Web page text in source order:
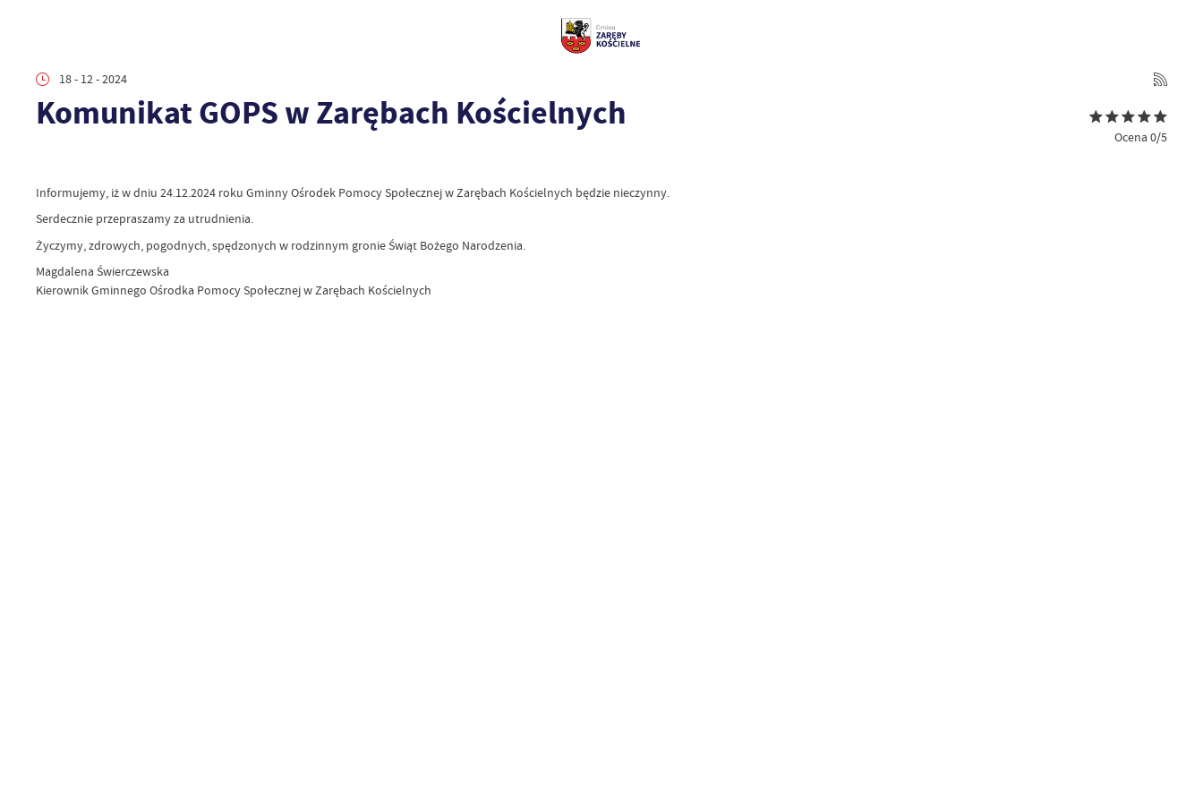
18 - 12 - 2024
Komunikat GOPS w Zarębach Kościelnych
Ocena 0/5
Informujemy, iż w dniu 24.12.2024 roku Gminny Ośrodek Pomocy Społecznej w Zarębach Kościelnych będzie nieczynny.
Serdecznie przepraszamy za utrudnienia.
Życzymy, zdrowych, pogodnych, spędzonych w rodzinnym gronie Świąt Bożego Narodzenia.
Magdalena Świerczewska
Kierownik Gminnego Ośrodka Pomocy Społecznej w Zarębach Kościelnych